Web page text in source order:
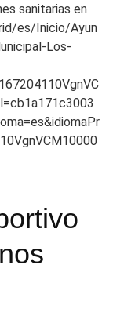
sanitarias en
es/Inicio/Ayun
Los-